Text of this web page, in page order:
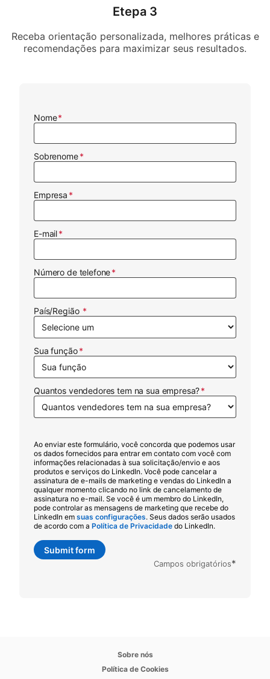
Etepa 3
Receba orientação personalizada, melhores práticas e
recomendações para maximizar seus resultados.
Nome
Sobrenome
Empresa
E-mail
Número de telefone
País/Região
Sua função
Quantos vendedores tem na sua empresa?
Ao enviar este formulário, você concorda que podemos usar
os dados fornecidos para entrar em contato com você com
informações relacionadas à sua solicitação/envio e aos
produtos e serviços do LinkedIn. Você pode cancelar a
assinatura de e-mails de marketing e vendas do LinkedIn a
qualquer momento clicando no link de cancelamento de
assinatura no e-mail. Se você é um membro do LinkedIn,
pode controlar as mensagens de marketing que recebe do
LinkedIn em suas configuraçõesopens in a new tab
. Seus dados serão usados
de acordo com a Política de Privacidade opens in a new tab
do LinkedIn.
Campos obrigatórios*
Submit form
Sobre nós
Política de Cookies